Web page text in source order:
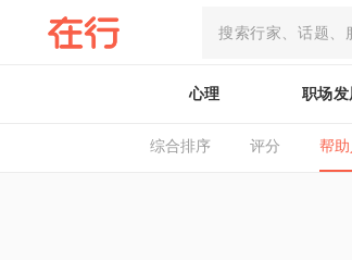
心理 职场发
综合排序 评分 帮